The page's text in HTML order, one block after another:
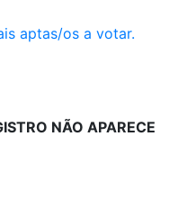
aptas/os a votar.
NÃO APARECE